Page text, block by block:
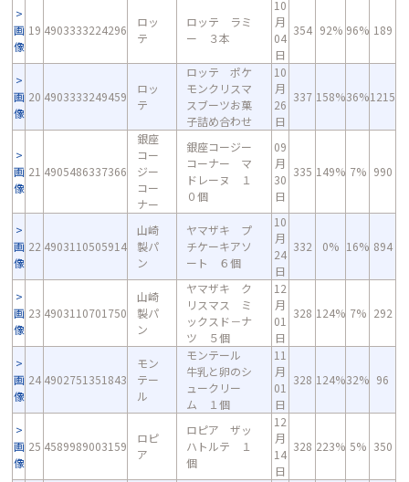
画
像
19 4903333224296
ロッ
テ
ロッテ ラミ
ー ３本
10
月
04
日
354 92% 96% 189
画
像
20 4903333249459
ロッ
テ
ロッテ ポケ
モンクリスマ
スブーツお菓
子詰め合わせ
10
月
26
日
337 158%36%1215
画
像
21 4905486337366
銀座
コー
ジー
コー
ナー
銀座コージー
コーナー マ
ドレーヌ １
０個
09
月
30
日
335 149% 7% 990
画
像
22 4903110505914
山崎
製パ
ン
ヤマザキ プ
チケーキアソ
ート ６個
10
月
24
日
332 0% 16% 894
画
像
23 4903110701750
山崎
製パ
ン
ヤマザキ ク
リスマス ミ
ックスド－ナ
ツ ５個
12
月
01
日
328 124% 7% 292
画
像
24 4902751351843
モン
テー
ル
モンテール
牛乳と卵のシ
ュークリー
ム １個
11
月
01
日
328 124%32% 96
画
像
25 4589989003159
ロピ
ア
ロピア ザッ
ハトルテ １
個
12
月
14
日
328 223% 5% 350